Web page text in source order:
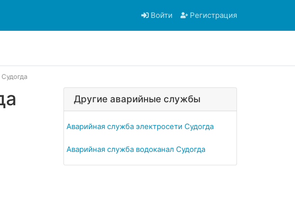
Войти Регистрация
Другие аварийные службы
Аварийная служба электросети Судогда
Аварийная служба водоканал Судогда